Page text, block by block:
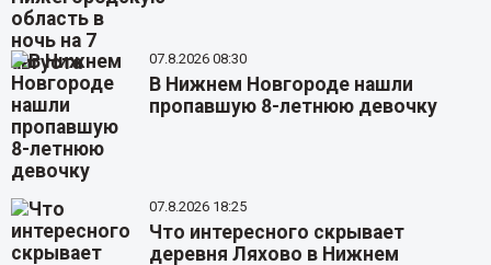
07.8.2026 08:30
В Нижнем Новгороде нашли
пропавшую 8-летнюю девочку
07.8.2026 18:25
Что интересного скрывает
деревня Ляхово в Нижнем